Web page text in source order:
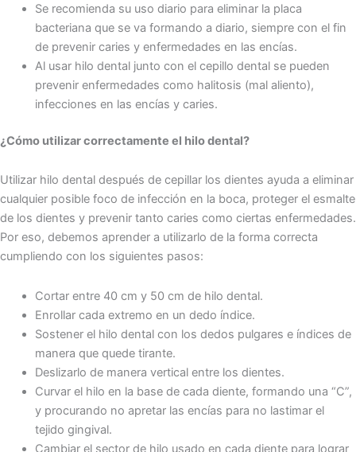
Se recomienda su uso diario para eliminar la placa
bacteriana que se va formando a diario, siempre con el fin
de prevenir caries y enfermedades en las encías.
Al usar hilo dental junto con el cepillo dental se pueden
prevenir enfermedades como halitosis (mal aliento),
infecciones en las encías y caries.
¿Cómo utilizar correctamente el hilo dental?
Utilizar hilo dental después de cepillar los dientes ayuda a eliminar
cualquier posible foco de infección en la boca, proteger el esmalte
de los dientes y prevenir tanto caries como ciertas enfermedades.
Por eso, debemos aprender a utilizarlo de la forma correcta
cumpliendo con los siguientes pasos:
Cortar entre 40 cm y 50 cm de hilo dental.
Enrollar cada extremo en un dedo índice.
Sostener el hilo dental con los dedos pulgares e índices de
manera que quede tirante.
Deslizarlo de manera vertical entre los dientes.
Curvar el hilo en la base de cada diente, formando una “C”,
y procurando no apretar las encías para no lastimar el
tejido gingival.
Cambiar el sector de hilo usado en cada diente para lograr